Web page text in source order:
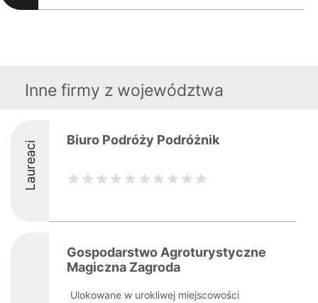
Inne firmy z województwa
Laureaci Biuro Podróży Podróżnik
Gospodarstwo Agroturystyczne
Magiczna Zagroda
Ulokowane w urokliwej miejscowości